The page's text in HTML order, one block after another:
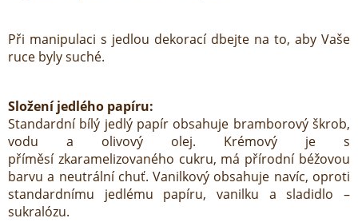
Při manipulaci s jedlou dekorací dbejte na to, aby Vaše
ruce byly suché.
Složení jedlého papíru:
Standardní bílý jedlý papír obsahuje bramborový škrob,
vodu a olivový olej. Krémový je s
příměsí zkaramelizovaného cukru, má přírodní béžovou
barvu a neutrální chuť. Vanilkový obsahuje navíc, oproti
standardnímu jedlému papíru, vanilku a sladidlo –
sukralózu.